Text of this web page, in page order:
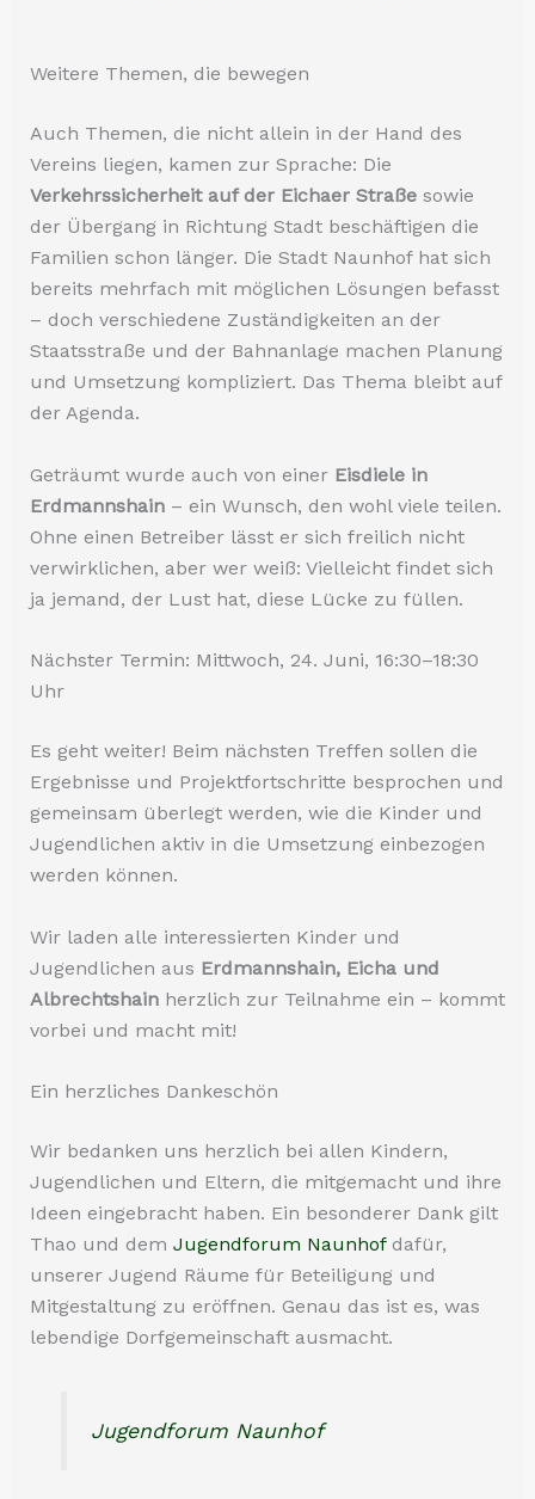
Weitere Themen, die bewegen
Auch Themen, die nicht allein in der Hand des
Vereins liegen, kamen zur Sprache: Die
Verkehrssicherheit auf der Eichaer Straßesowie
der Übergang in Richtung Stadt beschäftigen die
Familien schon länger. Die Stadt Naunhof hat sich
bereits mehrfach mit möglichen Lösungen befasst
– doch verschiedene Zuständigkeiten an der
Staatsstraße und der Bahnanlage machen Planung
und Umsetzung kompliziert. Das Thema bleibt auf
der Agenda.
Geträumt wurde auch von einer Eisdiele in
Erdmannshain– ein Wunsch, den wohl viele teilen.
Ohne einen Betreiber lässt er sich freilich nicht
verwirklichen, aber wer weiß: Vielleicht findet sich
ja jemand, der Lust hat, diese Lücke zu füllen.
Nächster Termin: Mittwoch, 24. Juni, 16:30–18:30
Uhr
Es geht weiter! Beim nächsten Treffen sollen die
Ergebnisse und Projektfortschritte besprochen und
gemeinsam überlegt werden, wie die Kinder und
Jugendlichen aktiv in die Umsetzung einbezogen
werden können.
Wir laden alle interessierten Kinder und
Jugendlichen aus Erdmannshain, Eicha und
Albrechtshainherzlich zur Teilnahme ein – kommt
vorbei und macht mit!
Ein herzliches Dankeschön
Wir bedanken uns herzlich bei allen Kindern,
Jugendlichen und Eltern, die mitgemacht und ihre
Ideen eingebracht haben. Ein besonderer Dank gilt
Thao und dem Jugendforum Naunhofdafür,
unserer Jugend Räume für Beteiligung und
Mitgestaltung zu eröffnen. Genau das ist es, was
lebendige Dorfgemeinschaft ausmacht.
Jugendforum Naunhof